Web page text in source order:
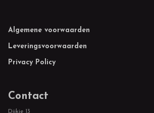
Footer
Algemene voorwaarden
Leveringsvoorwaarden
Privacy Policy
Contact
Dijkje 13